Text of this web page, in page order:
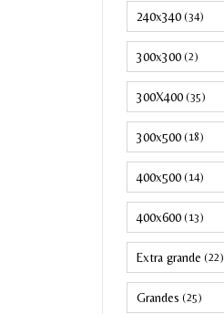
240x340 (34)
300x300 (2)
300X400 (35)
300x500 (18)
400x500 (14)
400x600 (13)
Extra grande (22)
Grandes (25)